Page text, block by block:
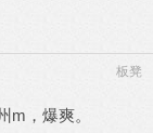
板凳
m，爆爽。